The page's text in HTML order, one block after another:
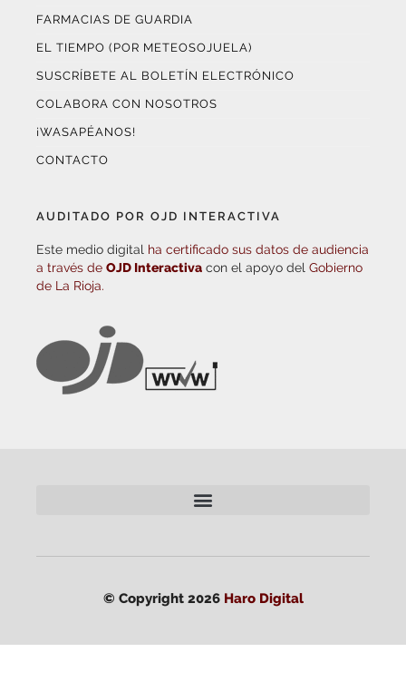
FARMACIAS DE GUARDIA
EL TIEMPO (POR METEOSOJUELA)
SUSCRÍBETE AL BOLETÍN ELECTRÓNICO
COLABORA CON NOSOTROS
¡WASAPÉANOS!
CONTACTO
AUDITADO POR OJD INTERACTIVA
Este medio digital ha certificado sus datos de audiencia
a través de OJD Interactiva con el apoyo del Gobierno
de La Rioja.
© Copyright 2026 Haro Digital